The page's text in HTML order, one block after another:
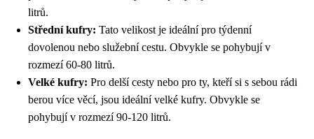
litrů.
Střední kufry: Tato velikost je ideální pro týdenní
dovolenou nebo služební cestu. Obvykle se pohybují v
rozmezí 60-80 litrů.
Velké kufry: Pro delší cesty nebo pro ty, kteří si s sebou rádi
berou více věcí, jsou ideální velké kufry. Obvykle se
pohybují v rozmezí 90-120 litrů.